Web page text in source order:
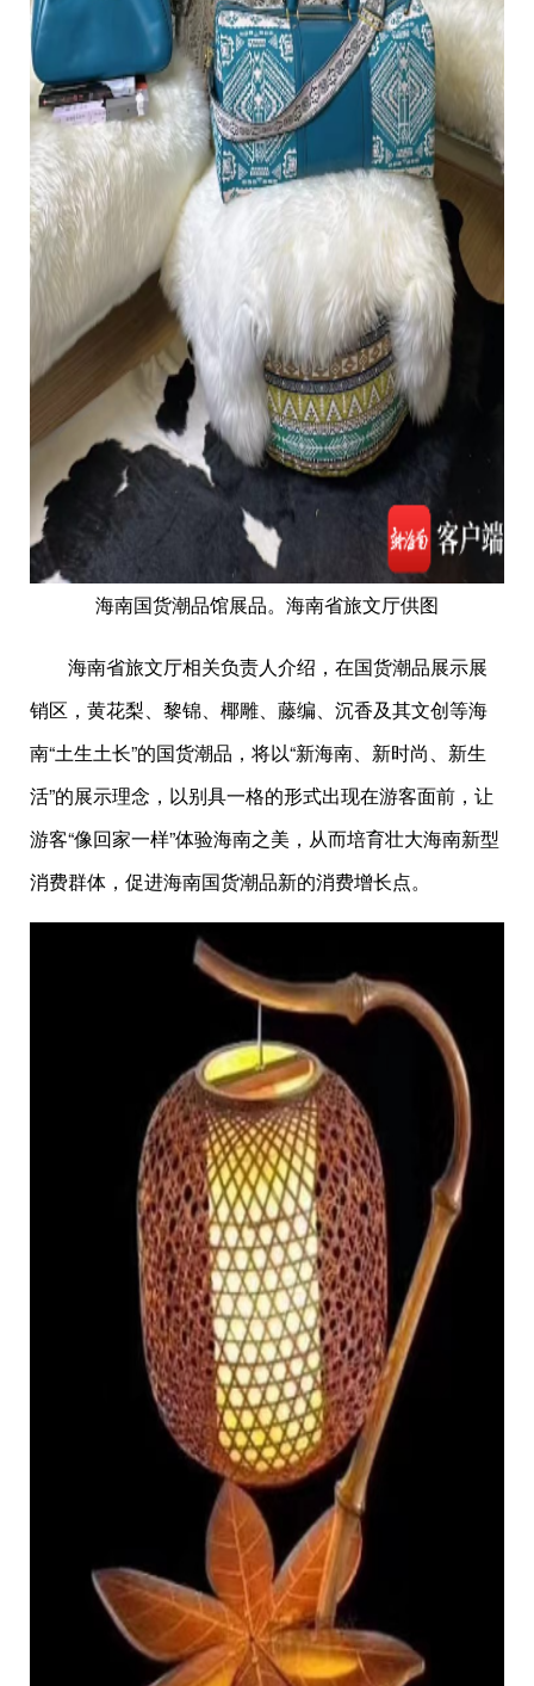
海南国货潮品馆展品。海南省旅文厅供图
海南省旅文厅相关负责人介绍，在国货潮品展示展
销区，黄花梨、黎锦、椰雕、藤编、沉香及其文创等海
南“土生土长”的国货潮品，将以“新海南、新时尚、新生
活”的展示理念，以别具一格的形式出现在游客面前，让
游客“像回家一样”体验海南之美，从而培育壮大海南新型
消费群体，促进海南国货潮品新的消费增长点。